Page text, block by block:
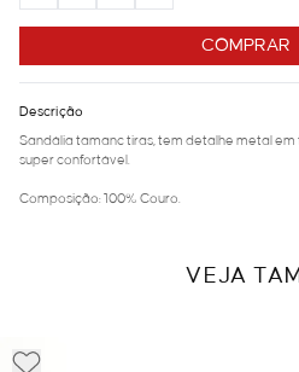
COMPRAR
Descrição
Sandália tamanc tiras, tem detalhe metal
super confortável.
Composição: 100% Couro.
VEJA